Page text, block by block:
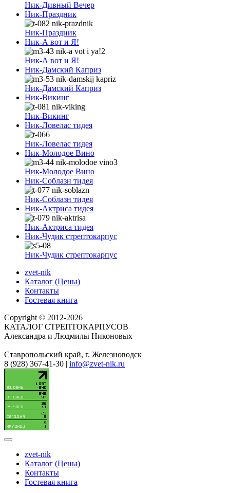
Ник-Дивный Вечер
Ник-Праздник
Ник-Праздник
Ник-А вот и Я!
Ник-А вот и Я!
Ник-Дамский Каприз
Ник-Дамский Каприз
Ник-Викинг
Ник-Викинг
Ник-Ловелас тидея
Ник-Ловелас тидея
Ник-Молодое Вино
Ник-Молодое Вино
Ник-Соблазн тидея
Ник-Соблазн тидея
Ник-Актриса тидея
Ник-Актриса тидея
Ник-Чудик стрептокарпус
Ник-Чудик стрептокарпус
zvet-nik
Каталог (Цены)
Контакты
Гостевая книга
Copyright © 2012-2026
КАТАЛОГ СТРЕПТОКАРПУСОВ
Александра и Людмилы Никоновых
Ставропольский край, г. Железноводск
8 (928) 367-41-30 | info@zvet-nik.ru
zvet-nik
Каталог (Цены)
Контакты
Гостевая книга